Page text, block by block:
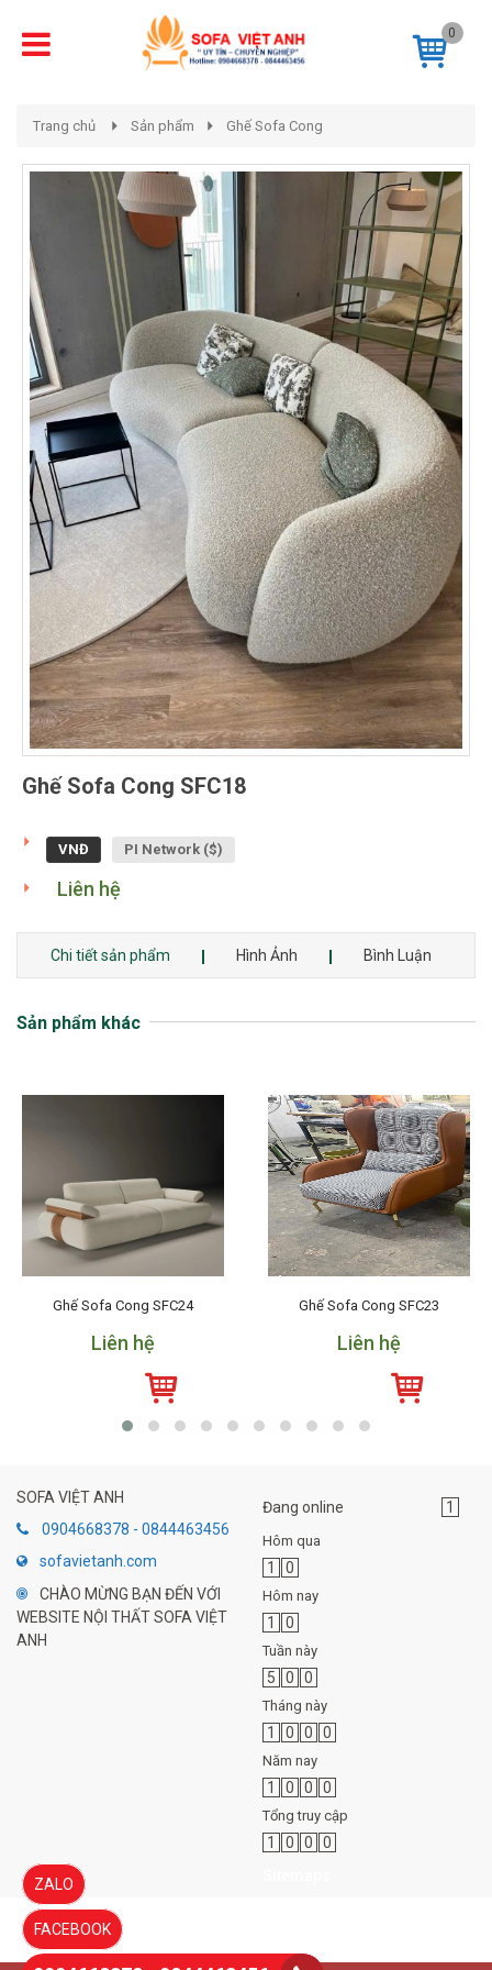
0
Trang chủ Sản phẩm Ghế Sofa Cong
Ghế Sofa Cong SFC18
VNĐ PI Network ($)
Liên hệ
Chi tiết sản phẩm Hình Ảnh Bình Luận
Sản phẩm khác
Ghế Sofa Cong SFC24
Liên hệ
Ghế Sofa Cong SFC23
Liên hệ
SOFA VIỆT ANH
0904668378 - 0844463456
sofavietanh.com
CHÀO MỪNG BẠN ĐẾN VỚI
WEBSITE NỘI THẤT SOFA VIỆT
ANH
Đang online 1
Hôm qua
1 0
Hôm nay
1 0
Tuần này
5 0 0
Tháng này
1 0 0 0
Năm nay
1 0 0 0
Tổng truy cập
1 0 0
0
ZALO
FACEBOOK